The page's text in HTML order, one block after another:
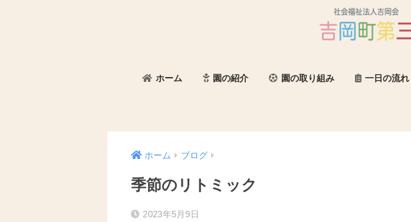
ホーム 園の紹介 園の取り組み 一日の流れ
ホーム ブログ
季節のリトミック
2023年5月9日